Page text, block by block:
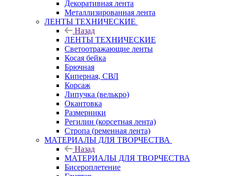
Декоративная лента
Металлизированная лента
ЛЕНТЫ ТЕХНИЧЕСКИЕ
Назад
ЛЕНТЫ ТЕХНИЧЕСКИЕ
Светоотражающие ленты
Косая бейка
Брючная
Киперная, СВЛ
Корсаж
Липучка (велькро)
Окантовка
Размерники
Регилин (корсетная лента)
Стропа (ременная лента)
МАТЕРИАЛЫ ДЛЯ ТВОРЧЕСТВА
Назад
МАТЕРИАЛЫ ДЛЯ ТВОРЧЕСТВА
Бисероплетение